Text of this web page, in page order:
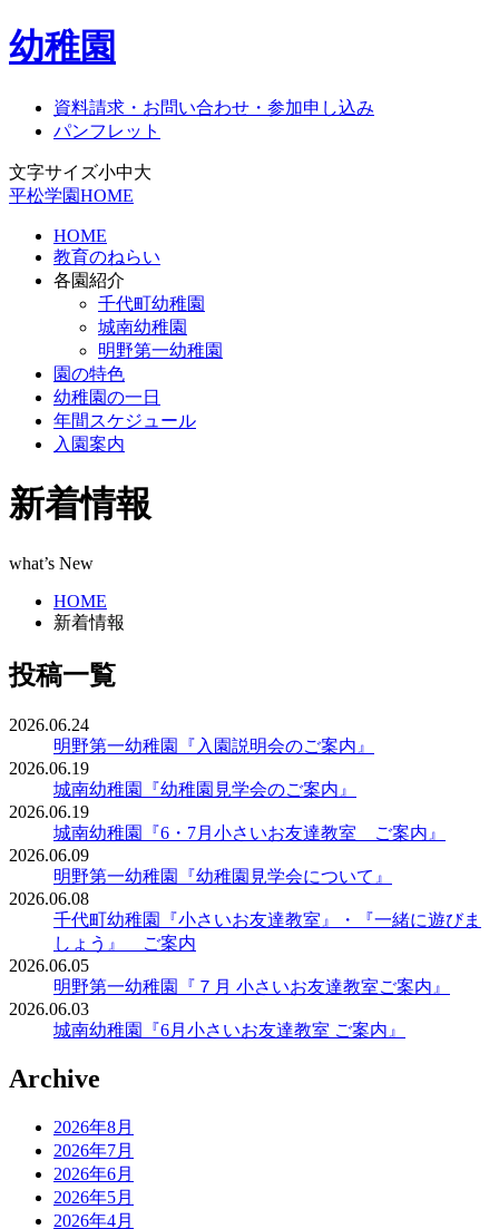
幼稚園
資料請求・お問い合わせ・参加申し込み
パンフレット
文字サイズ小中大
平松学園HOME
HOME
教育のねらい
各園紹介
千代町幼稚園
城南幼稚園
明野第一幼稚園
園の特色
幼稚園の一日
年間スケジュール
入園案内
新着情報
what’s New
HOME
新着情報
投稿一覧
2026.06.24
明野第一幼稚園『入園説明会のご案内』
2026.06.19
城南幼稚園『幼稚園見学会のご案内』
2026.06.19
城南幼稚園『6・7月小さいお友達教室 ご案内』
2026.06.09
明野第一幼稚園『幼稚園見学会について』
2026.06.08
千代町幼稚園『小さいお友達教室』・『一緒に遊びま
しょう』 ご案内
2026.06.05
明野第一幼稚園『７月 小さいお友達教室ご案内』
2026.06.03
城南幼稚園『6月小さいお友達教室 ご案内』
Archive
2026年8月
2026年7月
2026年6月
2026年5月
2026年4月